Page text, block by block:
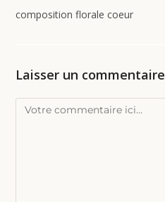
composition florale coeur
Laisser un commentaire